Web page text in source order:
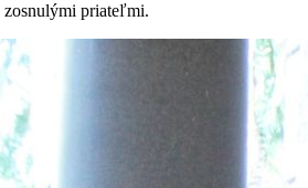
zosnulými priateľmi.